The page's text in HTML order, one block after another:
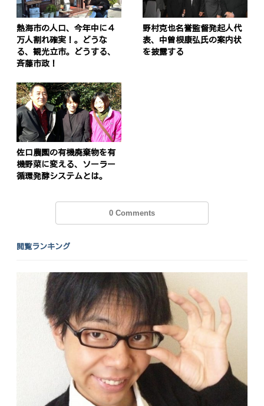
熱海市の人口、今年中に４
万人割れ確実！。どうな
る、観光立市。どうする、
斉藤市政！
野村克也名誉監督発起人代
表、中曽根康弘氏の案内状
を披露する
佐口農園の有機廃棄物を有
機野菜に変える、ソーラー
循環発酵システムとは。
0 Comments
閲覧ランキング